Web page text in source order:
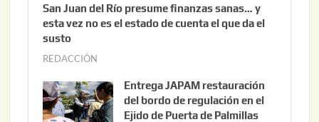
San Juan del Río presume finanzas sanas… y
esta vez no es el estado de cuenta el que da el
susto
REDACCIÓN
o
s
Entrega JAPAM restauración
del bordo de regulación en el
Ejido de Puerta de Palmillas